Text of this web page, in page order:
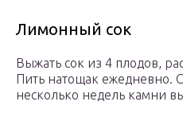
Лимонный сок
Выжать сок из 4 плодов,
Пить натощак ежедневно.
несколько недель камни